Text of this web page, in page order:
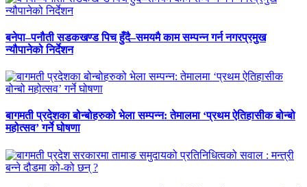
बनेपा–पनौती सडकखण्ड पिच हुँदै–समयमै काम सम्पन्न गर्न नगरप्रमुख
न्यौपानेको निर्देशन
बागमती प्रदेशका बोन्बोहरुको भेला सम्पन्न: तेमालमा ‘प्रथम ऐतिहासीक बोन्बो
महोत्सव’ गर्ने घोषणा